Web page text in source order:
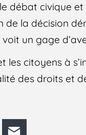
débat civique
de la décision
un gage
les citoyens à
des droits et
LinkedIn